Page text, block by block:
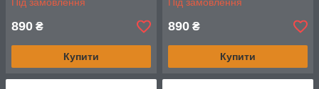
890 ₴
Купити
890 ₴
Купити